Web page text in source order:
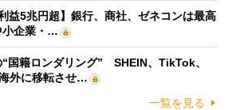
益5兆円超】銀行、商社、ゼネコンは最高
小企業・…
国籍ロンダリング” SHEIN、TikTok、
外に移転させ…
一覧を見る